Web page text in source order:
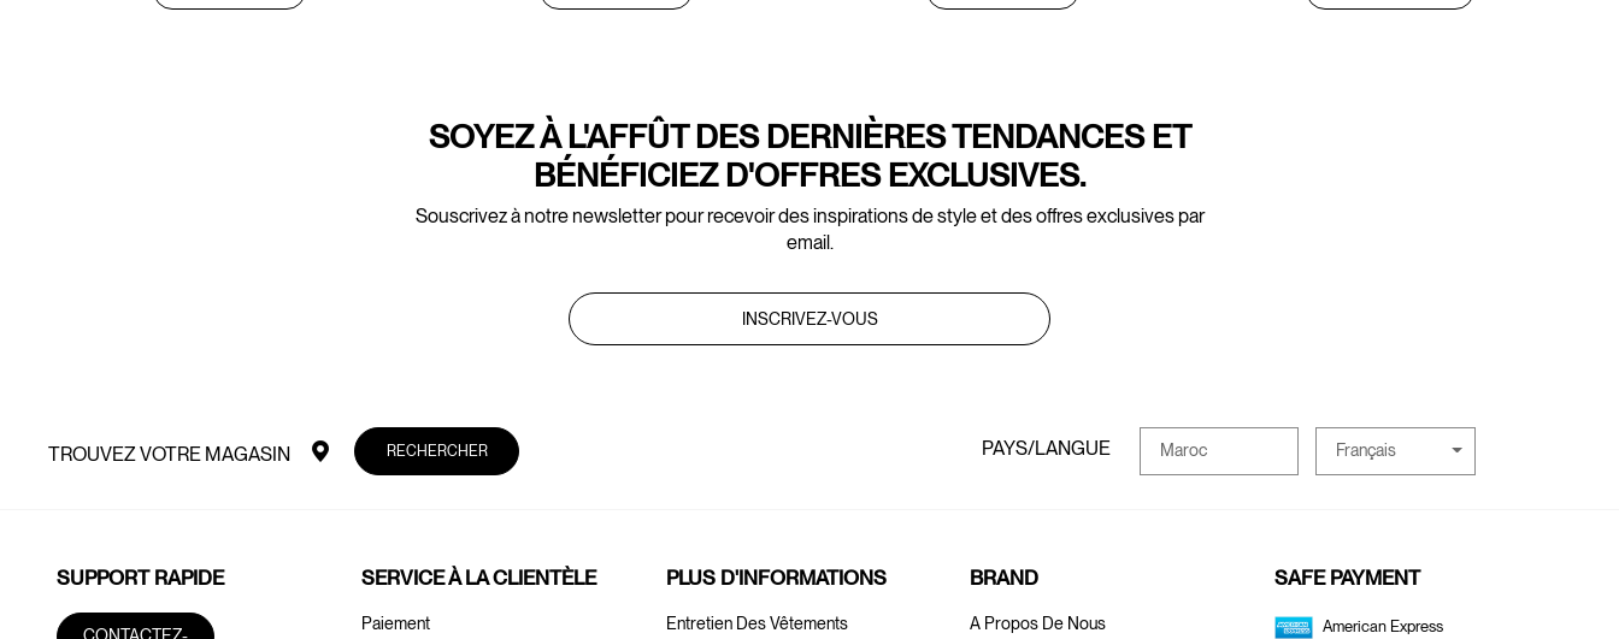
SOYEZ À L'AFFÛT DES DERNIÈRES TENDANCES ET
BÉNÉFICIEZ D'OFFRES EXCLUSIVES.
Souscrivez à notre newsletter pour recevoir des inspirations de style et des offres exclusives par
email.
INSCRIVEZ-VOUS
TROUVEZ VOTRE MAGASIN RECHERCHER PAYS/LANGUE Maroc Français
SUPPORT RAPIDE SERVICE À LA CLIENTÈLE
Paiement
PLUS D'INFORMATIONS
Entretien Des Vêtements
BRAND
A Propos De Nous
SAFE PAYMENT
American Express